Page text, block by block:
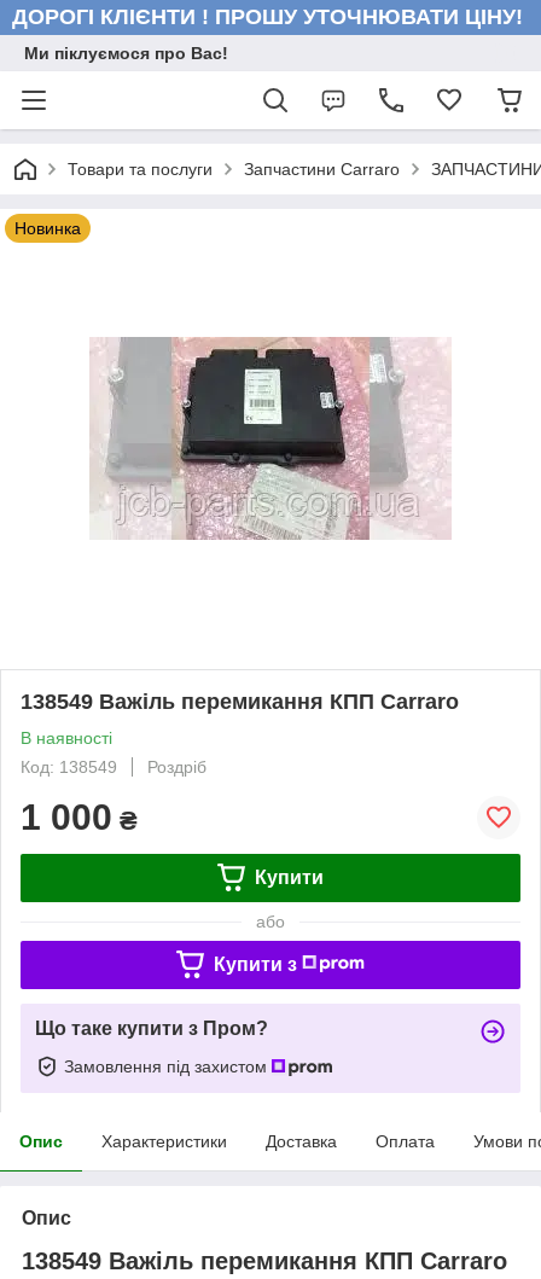
ДОРОГІ КЛІЄНТИ ! ПРОШУ УТОЧНЮВАТИ ЦІНУ!
Ми піклуємося про Вас!
Товари та послуги Запчастини Carraro ЗАПЧАСТИНИ
Новинка
138549 Важіль перемикання КПП Carraro
В наявності
Код: 138549
Роздріб
1 000 ₴
Купити
або
Купити з
Що таке купити з Пром?
Замовлення під захистом
Опис Характеристики Доставка Оплата Умови
Опис
138549 Важіль перемикання КПП Carraro